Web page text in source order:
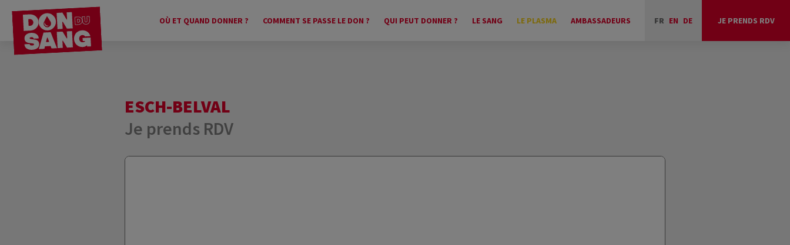
OÙ ET QUAND DONNER ? COMMENT SE PASSE LE DON ? QUI PEUT DONNER ? LE SANG LE PLASMA AMBASSADEURS FR EN DE JE PRENDS RDV
ESCH-BELVAL
Je prends RDV